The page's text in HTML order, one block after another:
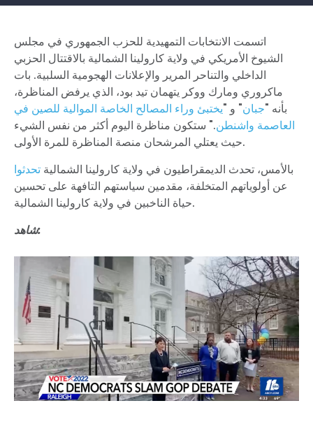
اتسمت الانتخابات التمهيدية للحزب الجمهوري في مجلس
الشيوخ الأمريكي في ولاية كارولينا الشمالية بالاقتتال الحزبي
الداخلي والتناحر المرير والإعلانات الهجومية السلبية. بات
ماكروري ومارك ووكر يتهمان تيد بود، الذي يرفض المناظرة،
بأنه "جبان" و "يختبئ وراء المصالح الخاصة الموالية للصين في
العاصمة واشنطن." ستكون مناظرة اليوم أكثر من نفس الشيء
حيث يعتلي المرشحان منصة المناظرة للمرة الأولى.
بالأمس، تحدث الديمقراطيون في ولاية كارولينا الشمالية تحدثوا
عن أولوياتهم المتخلفة، مقدمين سياستهم التافهة على تحسين
حياة الناخبين في ولاية كارولينا الشمالية.
شاهد: